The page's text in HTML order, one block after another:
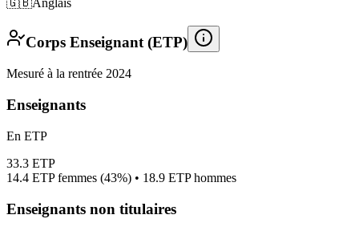
🇬🇧Anglais
Corps Enseignant (ETP)
Mesuré à la rentrée 2024
Enseignants
En ETP
33.3 ETP
14.4 ETP femmes (43%) • 18.9 ETP hommes
Enseignants non titulaires